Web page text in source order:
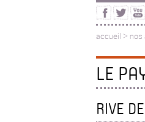
accueil > nos
LE
RIVE